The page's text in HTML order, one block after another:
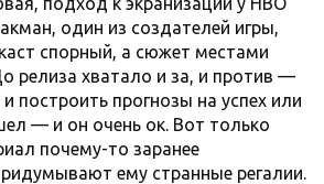
один из создателей игры,
спорный, а сюжет местами
релиза хватало и за, и против —
и построить прогнозы на успех или
— и он очень ок. Вот только
почему-то заранее
ему странные регалии.